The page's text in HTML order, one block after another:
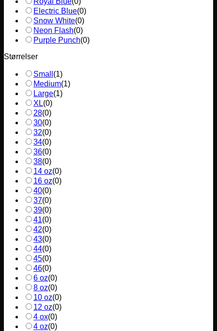
Electric Blue(0)
Snow White(0)
Neon Flash(0)
Purple Punch(0)
Størrelser
Small (1)
Medium(1)
Large(1)
XL(0)
28(0)
30(0)
32(0)
34(0)
36(0)
38(0)
14 oz(0)
16 oz(0)
40(0)
37(0)
39(0)
41(0)
42(0)
43(0)
44(0)
45(0)
46(0)
6 oz(0)
8 oz(0)
10 oz(0)
12 oz(0)
4 ox(0)
4 oz(0)